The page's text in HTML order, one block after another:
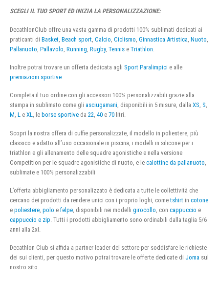
SCEGLI IL TUO SPORT ED INIZIA LA PERSONALIZZAZIONE:
DecathlonClub offre una vasta gamma di prodotti 100% sublimati dedicati ai
praticanti di Basket Beach sport Calcio Ciclismo Ginnastica Artistica Nuoto
Pallanuoto Pallavolo Running Rugby, Tennis e Triathlon
Inoltre potrai trovare un offerta dedicata agli Sport Paralimpici e alle
premiazioni sportive
Completa il tuo ordine con gli accessori 100% personalizzabili grazie alla
stampa in sublimato come gli asciugamani, disponibili in 5 misure, dalla XS, S,
M, L e XL, le borse sportive da 22, 40 e 70 litri.
Scopri la nostra offera di cuffie personalizzate, il modello in poliestere, più
classico e adatto all’uso occasionale in piscina, i modelli in silicone per i
triathlon e gli allenamento delle squadre agonistiche e nella versione
Competition per le squadre agonistiche di nuoto, e le calottine da pallanuoto
sublimate e 100% personalizzabili
L’offerta abbigliamento personalizzato è dedicata a tutte le collettività che
cercano dei prodotti da rendere unici con i proprio loghi, cometshirt in cotone
e poliestere polo e felpe , disponibili nei modelli girocollo , con cappuccio e
cappuccio e zip . Tutti i prodotti abbigliamento sono ordinabili dalla taglia 5/6
anni alla 2xl.
Decathlon Club si affida a partner leader del settore per soddisfare le richieste
dei sui clienti, per questo motivo potrai trovare le offerte dedicate di Joma sul
nostro sito.